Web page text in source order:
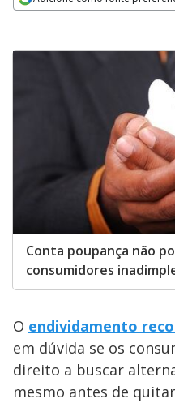
Conta poupança não
consumidores
O endividamento
em dúvida se os
direito a buscar
mesmo antes de